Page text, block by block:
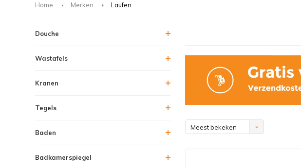
Home Merken Laufen
Douche
Wastafels
Kranen
Tegels
Baden
Badkamerspiegel
Meest bekeken